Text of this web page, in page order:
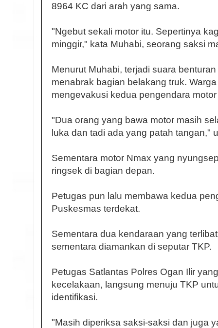
8964 KC dari arah yang sama.
"Ngebut sekali motor itu. Sepertinya
minggir," kata Muhabi, seorang saksi
Menurut Muhabi, terjadi suara
menabrak bagian belakang truk.
mengevakusi kedua pengendara
"Dua orang yang bawa motor masih
luka dan tadi ada yang patah tangan,"
Sementara motor Nmax yang
ringsek di bagian depan.
Petugas pun lalu membawa kedua
Puskesmas terdekat.
Sementara dua kendaraan yang
sementara diamankan di seputar TKP.
Petugas Satlantas Polres Ogan Ilir
kecelakaan, langsung menuju TKP
identifikasi.
"Masih diperiksa saksi-saksi dan juga